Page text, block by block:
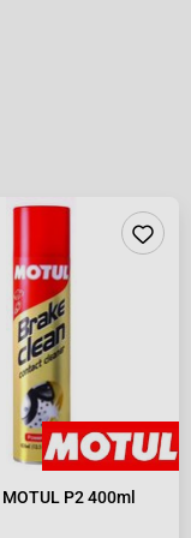
P2 400ml